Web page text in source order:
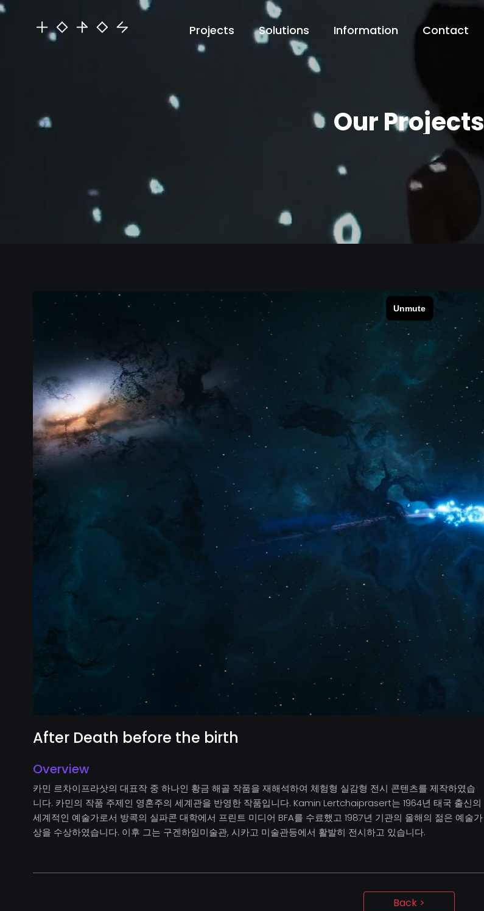
Projects Solutions Information Contact
Our Projects
After Death before the birth
Overview
카민 르차이프라삿의 대표작 중 하나인 황금 해골 작품을 재해석하여 체험형 실감형 전시 콘텐츠를 제작하였습
니다. 카민의 작품 주제인 영혼주의 세계관을 반영한 작품입니다. Kamin Lertchaiprasert는 1964년 태국 출신의
세계적인 예술가로서 방콕의 실파콘 대학에서 프린트 미디어 BFA를 수료했고 1987년 기관의 올해의 젊은 예술가
상을 수상하였습니다. 이후 그는 구겐하임미술관, 시카고 미술관등에서 활발히 전시하고 있습니다.
Back >